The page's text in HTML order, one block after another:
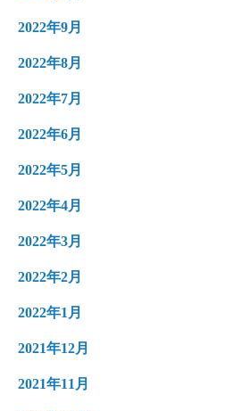
2022年9月
2022年8月
2022年7月
2022年6月
2022年5月
2022年4月
2022年3月
2022年2月
2022年1月
2021年12月
2021年11月